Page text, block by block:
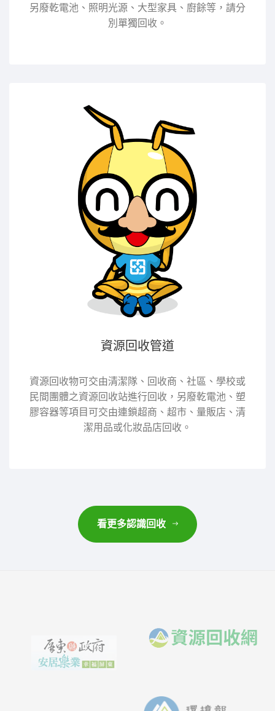
另廢乾電池、照明光源、大型家具、廚餘等，請分
別單獨回收。
資源回收管道
資源回收物可交由清潔隊、回收商、社區、學校或
民間團體之資源回收站進行回收，另廢乾電池、塑
膠容器等項目可交由連鎖超商、超市、量販店、清
潔用品或化妝品店回收。
看更多認識回收